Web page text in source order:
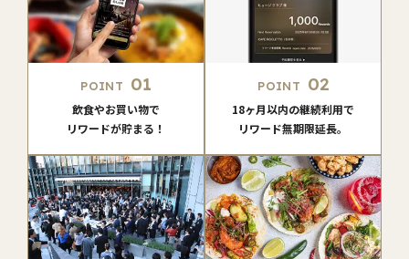
POINT 01
飲食やお買い物で
リワードが貯まる！
POINT 02
18ヶ月以内の継続利用で
リワード無期限延長。